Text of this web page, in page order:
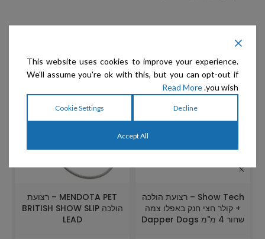
מוצרים קשורים
Show Tech – רצועת הולכה
+ קולר חצי חנק באפלו צמה
שחור 4 מ"מ Dapper Dogs
MENDOTA PET – רצועת
הולכה BRITISH SHOW SLIP
LEAD
This website uses cookies to improve your experience.
We'll assume you're ok with this, but you can opt-out if
you wish.
Read More
Decline
Cookie Settings
Accept All